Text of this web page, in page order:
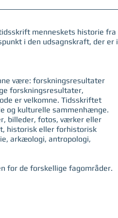
menneskets historie fra
i den udsagnskraft, der er i
være: forskningsresultater
forskningsresultater,
er velkomne. Tidsskriftet
og kulturelle sammenhænge.
billeder, fotos, værker eller
historisk eller forhistorisk
arkæologi, antropologi,
for de forskellige fagområder.